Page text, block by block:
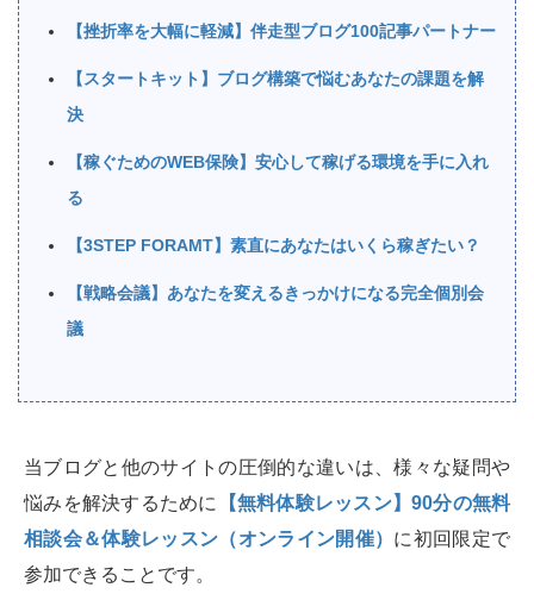
【挫折率を大幅に軽減】伴走型ブログ100記事パートナー
【スタートキット】ブログ構築で悩むあなたの課題を解
決
【稼ぐためのWEB保険】安心して稼げる環境を手に入れ
る
【3STEP FORAMT】素直にあなたはいくら稼ぎたい？
【戦略会議】あなたを変えるきっかけになる完全個別会
議
当ブログと他のサイトの圧倒的な違いは、様々な疑問や
悩みを解決するために
【無料体験レッスン】90分の無料
相談会＆体験レッスン（オンライン開催） に初回限定で
参加できることです。